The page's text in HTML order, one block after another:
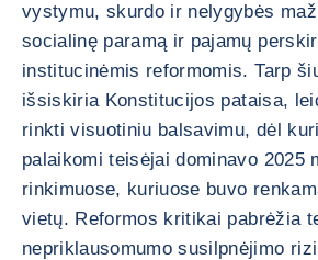
vystymu, skurdo ir nelygybės
socialinę paramą ir pajamų
institucinėmis reformomis. Tarp
išsiskiria Konstitucijos pataisa,
rinkti visuotiniu balsavimu, dėl
palaikomi teisėjai dominavo 2025
rinkimuose, kuriuose buvo
vietų. Reformos kritikai pabrėžia
nepriklausomumo susilpnėjimo